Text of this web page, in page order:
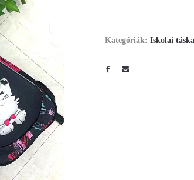
Kategóriák: Iskolai táska